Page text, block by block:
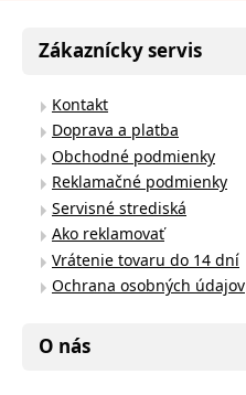
Zákaznícky servis
Kontakt
Doprava a platba
Obchodné podmienky
Reklamačné podmienky
Servisné strediská
Ako reklamovať
Vrátenie tovaru do 14 dní
Ochrana osobných údajov
O nás